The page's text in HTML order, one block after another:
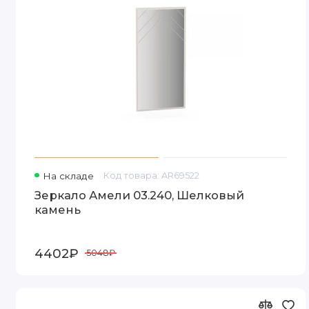
На складе Код товара: AR69522
Зеркало Амели 03.240, Шелковый
камень
4402₽ 5048₽